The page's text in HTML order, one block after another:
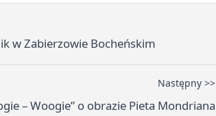
w Zabierzowie Bocheńskim
Następny >>
– Woogie” o obrazie Pieta Mondriana